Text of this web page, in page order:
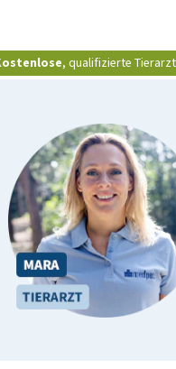
, qualifizierte